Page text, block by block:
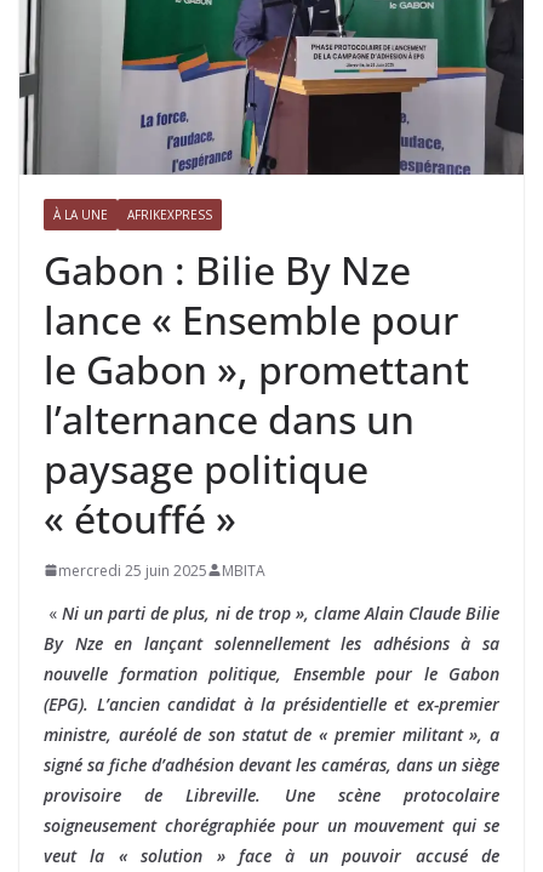
À LA UNE AFRIKEXPRESS
Gabon : Bilie By Nze
lance « Ensemble pour
le Gabon », promettant
l’alternance dans un
paysage politique
« étouffé »
mercredi 25 juin 2025 MBITA
«Ni un parti de plus, ni de trop », clame Alain Claude Bilie
By Nze en lançant solennellement les adhésions à sa
nouvelle formation politique, Ensemble pour le Gabon
(EPG). L’ancien candidat à la présidentielle et ex-premier
ministre, auréolé de son statut de « premier militant », a
signé sa fiche d’adhésion devant les caméras, dans un siège
provisoire de Libreville. Une scène protocolaire
soigneusement chorégraphiée pour un mouvement qui se
veut la « solution » face à un pouvoir accusé de